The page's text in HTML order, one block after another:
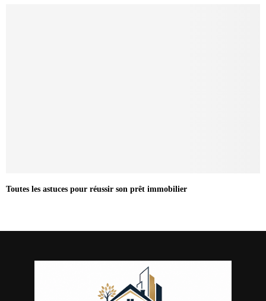
Toutes les astuces pour réussir son prêt immobilier